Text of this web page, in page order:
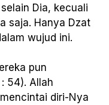
Dia, kecuali
saja. Hanya Dzat
wujud ini.
54). Allah
diri-Nya